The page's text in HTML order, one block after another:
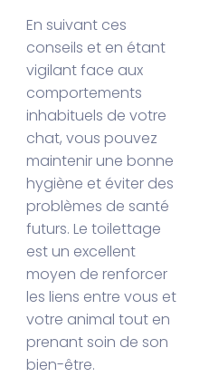
En suivant ces
conseils et en étant
vigilant face aux
comportements
inhabituels de votre
chat, vous pouvez
maintenir une bonne
hygiène et éviter des
problèmes de santé
futurs. Le toilettage
est un excellent
moyen de renforcer
les liens entre vous et
votre animal tout en
prenant soin de son
bien-être.